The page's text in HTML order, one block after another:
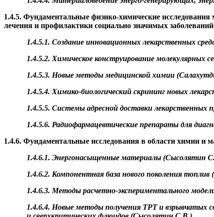
1.4.5. Фундаментальные физико-химические
лечения и профилактики социально значимых
1.4.5.1. Создание инновационных лекарственных
1.4.5.2. Химическое конструирование молекулярных
1.4.5.3. Новые методы медицинской химии (
1.4.5.4. Химико-биологический скрининг новых
1.4.5.5. Системы адресной доставки лекарственных
1.4.5.6. Радиофармацевтические препараты для
1.4.6. Фундаментальные исследования в области химии и
1.4.6.1.Энергонасыщенныематериалы (Сысолятин
1.4.6.2. Компонентная база нового поколения топлив (
1.4.6.3. Методы расчетно-экспериментального
1.4.6.4. Новые методы получения ТРТ и взрывчатых